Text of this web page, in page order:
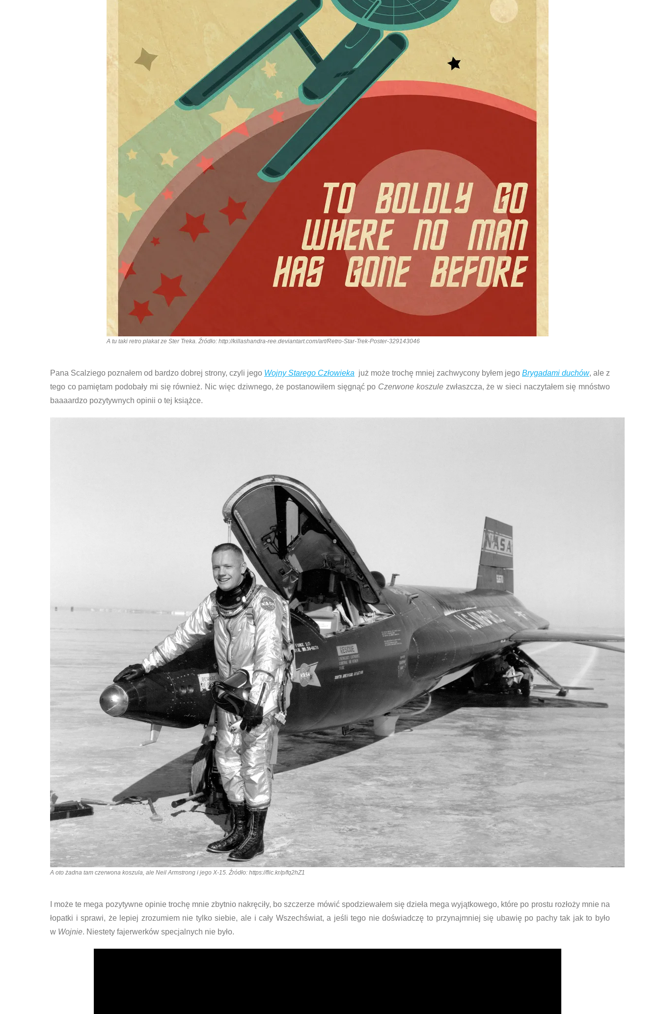
A tu taki retro plakat ze Ster Treka. Źródło: http://killashandra-ree.deviantart.com/art/Retro-Star-Trek-Poster-329143046
Pana Scalziego poznałem od bardzo dobrej strony, czyli jego Wojny Starego Człowieka już może trochę mniej zachwycony byłem jego Brygadami duchów, ale z
tego co pamiętam podobały mi się również. Nic więc dziwnego, że postanowiłem sięgnąć po Czerwone koszulezwłaszcza, że w sieci naczytałem się mnóstwo
baaaardzo pozytywnych opinii o tej książce.
A oto żadna tam czerwona koszula, ale Neil Armstrong i jego X-15. Źródło: https://flic.kr/p/fq2hZ1
I może te mega pozytywne opinie trochę mnie zbytnio nakręciły, bo szczerze mówić spodziewałem się dzieła mega wyjątkowego, które po prostu rozłoży mnie na
łopatki i sprawi, że lepiej zrozumiem nie tylko siebie, ale i cały Wszechświat, a jeśli tego nie doświadczę to przynajmniej się ubawię po pachy tak jak to było
w Wojnie. Niestety fajerwerków specjalnych nie było.